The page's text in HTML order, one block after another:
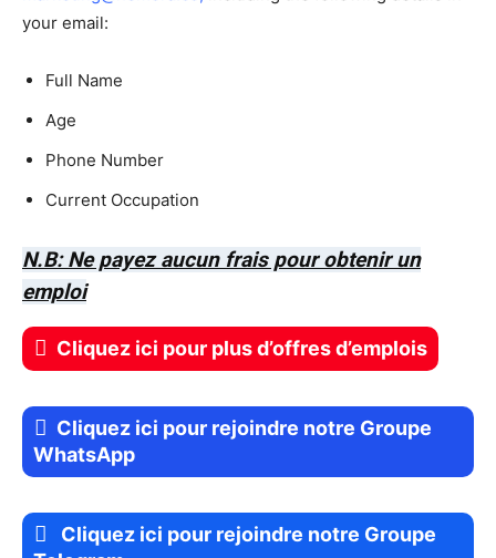
your email:
Full Name
Age
Phone Number
Current Occupation
N.B: Ne payez aucun frais pour obtenir un
emploi
Cliquez ici pour plus d’offres d’emplois
Cliquez ici pour rejoindre notre Groupe
WhatsApp
Cliquez ici pour rejoindre notre Groupe